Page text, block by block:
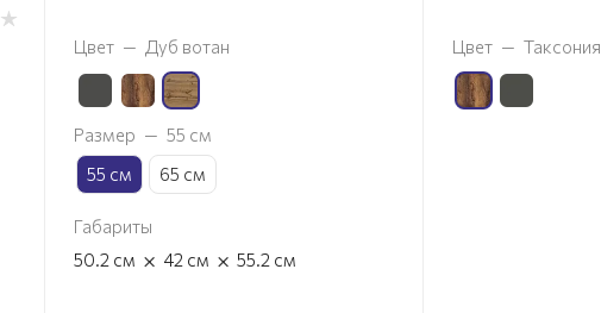
Цвет — Дуб вотан
Размер — 55 см
55 см
65 см
Габариты
50.2 см × 42 см × 55.2 см
Цвет — Таксония